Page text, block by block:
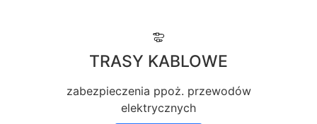
TRASY KABLOWE
zabezpieczenia ppoż. przewodów
elektrycznych